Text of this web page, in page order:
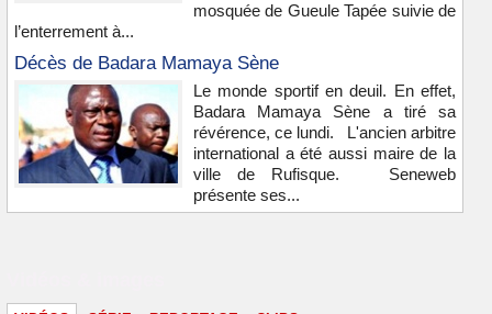
mosquée de Gueule Tapée suivie de
l’enterrement à...
Décès de Badara Mamaya Sène
Le monde sportif en deuil. En effet,
Badara Mamaya Sène a tiré sa
révérence, ce lundi. L'ancien arbitre
international a été aussi maire de la
ville de Rufisque. Seneweb
présente ses...